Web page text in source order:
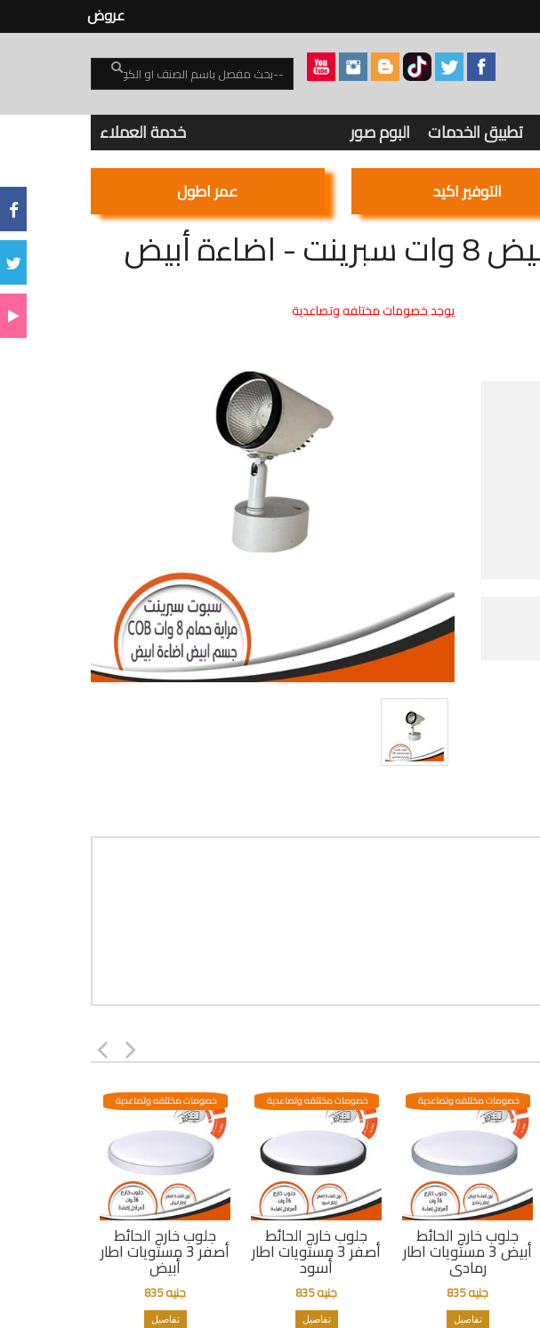
عروض
تطبيق الخدمات البوم صور خدمة العملاء
التوفير اكيد عمر اطول
يوجد خصومات مختلفه وتصاعدية
جلوب خارج الحائط
أصفر 3 مستويات اطار
أبيض
خصومات مختلفه وتصاعدية
جنيه 835
تفاصيل
جلوب خارج الحائط
أصفر 3 مستويات اطار
أسود
خصومات مختلفه وتصاعدية
جنيه 835
تفاصيل
جلوب خارج الحائط
أبيض 3 مستويات اطار
رمادى
خصومات مختلفه وتصاعدية
جنيه 835
تفاصيل